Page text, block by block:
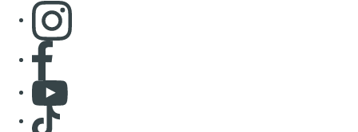
Consulter page Instagram
Consulter page Facebook
Consulter Youtube
Consulter TikTok